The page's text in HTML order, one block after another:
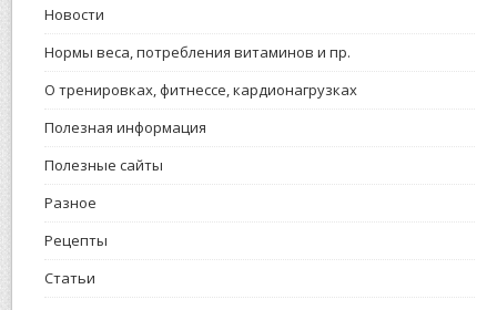
Новости
Нормы веса, потребления витаминов и пр.
О тренировках, фитнессе, кардионагрузках
Полезная информация
Полезные сайты
Разное
Рецепты
Статьи